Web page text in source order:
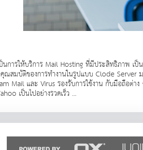
การให้บริการ Mail Hosting ที่มีประสิทธิภาพ เ
คุณสมบัติของการทำงานในรูปแบบ Clode Server
Mail และ Virus รองรับการใช้งาน กับมือถือต่า
เป็นไปอย่างรวดเร็ว ...